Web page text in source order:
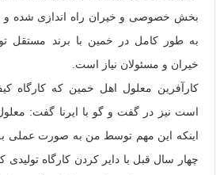
بخش خصوصی و خیران راه اندازی شده و
به طور کامل در خمین با برند مستقل
خیران و مسئولان نیاز است.
کارآفرین معلول اهل خمین که کارگاه
است نیز در گفت و گو با ایرنا گفت:
اینکه این مهم توسط من به صورت عملی
چهار سال قبل با دایر کردن کارگاه